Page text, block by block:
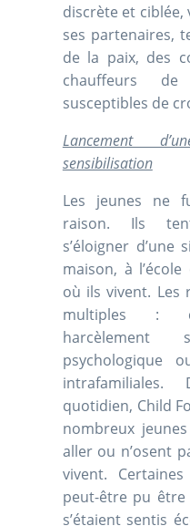
discrète et ciblée,
ses partenaires,
de la paix, des
chauffeurs
susceptibles de
Lancement
sensibilisation
Les jeunes ne
raison. Ils
s’éloigner
maison, à
où ils vivent. Les
multiples :
harcèlement
psychologique
quotidien, Child
nombreux
aller ou n’osent
vivent.
peut-être pu être
s’étaient sentis